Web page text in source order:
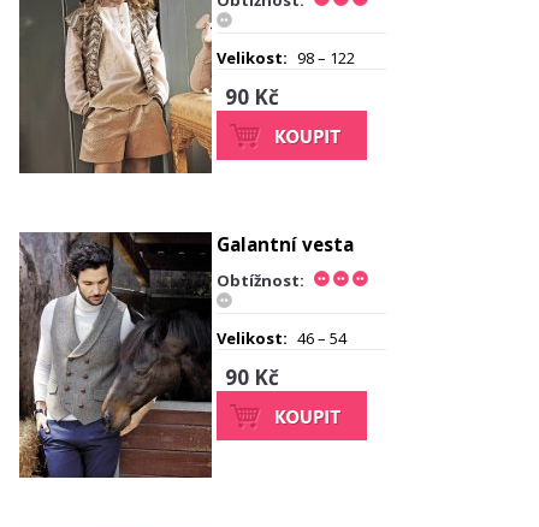
Velikost: 98 – 122
90 Kč
Galantní vesta
Obtížnost:
Velikost: 46 – 54
90 Kč